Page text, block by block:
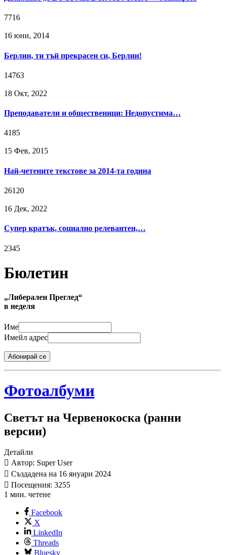
7716
16 юни, 2014
Берлин, ти тъй прекрасен си, Берлин!
14763
18 Окт, 2022
Преподаватели и общественици: Недопустима…
4185
15 Фев, 2015
Най-четените текстове за 2014-та година
26120
16 Дек, 2022
Супер кратък, социално релевантен,…
2345
Бюлетин
„Либерален Преглед“
в неделя
Име
Имейл адрес
Абонирай се
Фотоалбуми
Светът на Червенокоска (ранни
версии)
Детайли
Автор: Super User
Създадена на 16 януари 2024
Посещения: 3255
1 мин. четене
Facebook
X
LinkedIn
Threads
Bluesky